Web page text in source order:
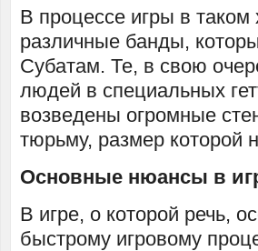
В процессе игры в таком
различные банды,
Субатам. Те, в свою
людей в специальных
возведены огромные
тюрьму, размер
Основные нюансы в
В игре, о которой речь,
быстрому игровому